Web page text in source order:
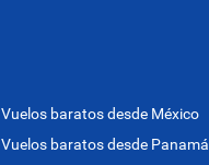
Vuelos baratos desde México
Vuelos baratos desde Panamá